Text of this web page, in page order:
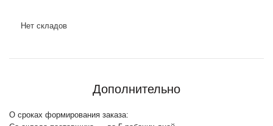
Нет складов
Дополнительно
О сроках формирования заказа: